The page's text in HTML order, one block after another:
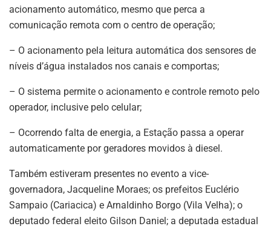
acionamento automático, mesmo que perca a
comunicação remota com o centro de operação;
– O acionamento pela leitura automática dos sensores de
níveis d’água instalados nos canais e comportas;
– O sistema permite o acionamento e controle remoto pelo
operador, inclusive pelo celular;
– Ocorrendo falta de energia, a Estação passa a operar
automaticamente por geradores movidos à diesel.
Também estiveram presentes no evento a vice-
governadora, Jacqueline Moraes; os prefeitos Euclério
Sampaio (Cariacica) e Arnaldinho Borgo (Vila Velha); o
deputado federal eleito Gilson Daniel; a deputada estadual